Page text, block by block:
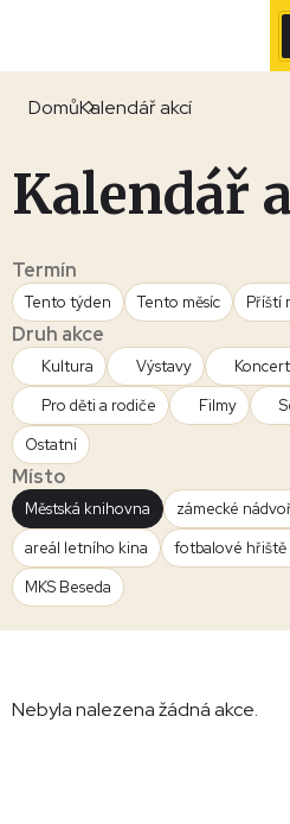
DomůKalendář akcí
Kalendář
Termín
Tento týden Tento měsíc Příští
Druh akce
Kultura Výstavy
Pro děti a rodiče
Filmy
Ostatní
Místo
Městská knihovna zámecké
areál letního kina
fotbalové hřiště
MKS Beseda
Nebyla nalezena žádná akce.